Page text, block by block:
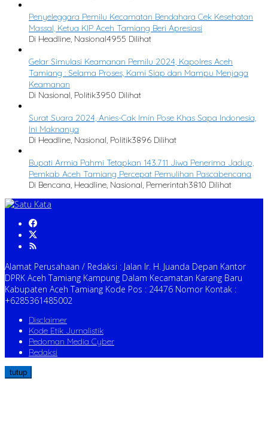
Penyeleggara Pemilu Kecamatan Bendahara Cek Kesehatan
Massal, Ketua KIP Aceh Tamiang Beri Apresiasi
Di Headline, Nasional4955 Dilihat
Gelar Simulasi Keamanan Pemilu 2024, Kapolres Aceh
Tamiang : Selama Proses, Kami Siap dan Mampu Menjaga
Keamanan
Di Nasional, Politik3950 Dilihat
Surat Suara 2024, Anies-Cak Imin Pose Khas Sapa Indonesia,
Ini Maknanya
Di Headline, Nasional, Politik3896 Dilihat
Bupati Armia Pahmi Tetapkan 143.711 Jiwa Penerima Jadup,
Pemkab Aceh Tamiang Percepat Pemulihan Pascabencana
Di Bencana, Headline, Nasional, Pemerintah3810 Dilihat
Alamat Perusahaan / Redaksi : Jalan Ir. H. Juanda Depan Kantor
DPRK Aceh Tamiang Kampung Dalam Kecamatan Karang Baru
Kabupaten Aceh Tamiang Kode Pos : 24476 Nomor Kontak :
+6285361485002
Disclaimer
Kode Etik Jurnalistik
Pedoman Media Cyber
Redaksi
tutup